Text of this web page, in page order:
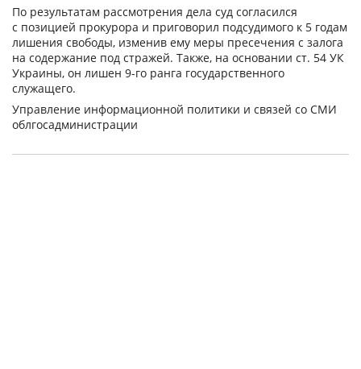
По результатам рассмотрения дела суд согласился
с позицией прокурора и приговорил подсудимого к 5 годам
лишения свободы, изменив ему меры пресечения с залога
на содержание под стражей. Также, на основании ст. 54 УК
Украины, он лишен 9-го ранга государственного
служащего.
Управление информационной политики и связей со СМИ
облгосадминистрации